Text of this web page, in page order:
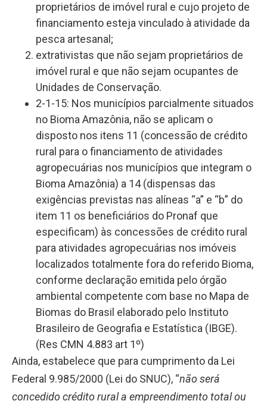
proprietários de imóvel rural e cujo projeto de
financiamento esteja vinculado à atividade da
pesca artesanal;
extrativistas que não sejam proprietários de
imóvel rural e que não sejam ocupantes de
Unidades de Conservação.
2-1-15: Nos municípios parcialmente situados
no Bioma Amazônia, não se aplicam o
disposto nos itens 11 (concessão de crédito
rural para o financiamento de atividades
agropecuárias nos municípios que integram o
Bioma Amazônia) a 14 (dispensas das
exigências previstas nas alíneas “a” e “b” do
item 11 os beneficiários do Pronaf que
especificam) às concessões de crédito rural
para atividades agropecuárias nos imóveis
localizados totalmente fora do referido Bioma,
conforme declaração emitida pelo órgão
ambiental competente com base no Mapa de
Biomas do Brasil elaborado pelo Instituto
Brasileiro de Geografia e Estatística (IBGE).
(Res CMN 4.883 art 1º)
Ainda, estabelece que para cumprimento da Lei
Federal 9.985/2000 (Lei do SNUC), “não será
concedido crédito rural a empreendimento total ou